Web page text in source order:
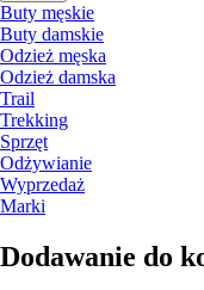
Buty męskie
Buty damskie
Odzież męska
Odzież damska
Trail
Trekking
Sprzęt
Odżywianie
Wyprzedaż
Marki
Dodawanie do